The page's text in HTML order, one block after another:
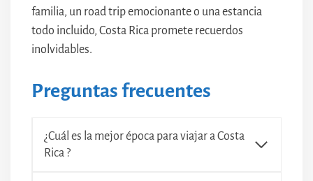
familia, un road trip emocionante o una estancia
todo incluido, Costa Rica promete recuerdos
inolvidables.
Preguntas frecuentes
¿Cuál es la mejor época para viajar a Costa
Rica ?